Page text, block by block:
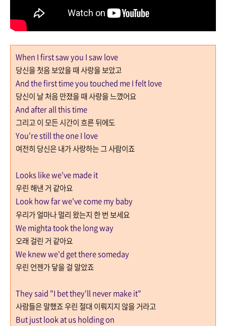
When I first saw you I saw love
당신을 첫음 보았을 때 사랑을 보았고
And the first time you touched me I felt love
당신이 날 처음 만졌을 때 사랑을 느꼈어요
And after all this time
그리고 이 모든 시간이 흐른 뒤에도
You're still the one I love
여전히 당신은 내가 사랑하는 그 사람이죠
Looks like we've made it
우린 해낸 거 같아요
Look how far we've come my baby
우리가 얼마나 멀리 왔는지 한 번 보세요
We mighta took the long way
오래 걸린 거 같아요
We knew we'd get there someday
우린 언젠가 닿을 걸 알았죠
They said "I bet they'll never make it"
사람들은 말했죠 우린 절대 이뤄지지 않을 거라고
But just look at us holding on